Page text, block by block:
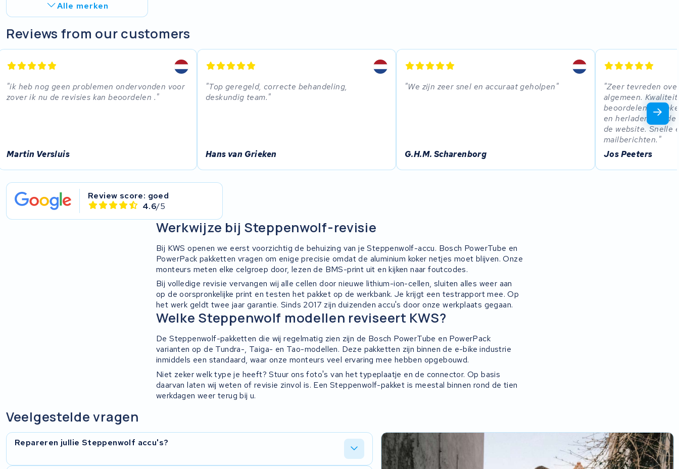
Alle merken
R.A.T. Holland
SociBike
Life&Mobility
Derby cycle
Tounis
Sundvall
Reviews from our customers
ik heb nog geen problemen ondervonden voor
zover ik nu de revisies kan beoordelen .
Martin Versluis
Top geregeld, correcte behandeling,
deskundig team.
Hans van Grieken
We zijn zeer snel en accuraat geholpen
G.H.M. Scharenborg
Zeer tevreden
algemeen.
beoordelen na
en herladen van
de website. Snelle
mailberichten.
Jos Peeters
Review score: goed
4.6/5
Werkwijze bij Steppenwolf-revisie
Bij KWS openen we eerst voorzichtig de behuizing van je Steppenwolf-accu. Bosch PowerTube en
PowerPack pakketten vragen om enige precisie omdat de aluminium koker netjes moet blijven. Onze
monteurs meten elke celgroep door, lezen de BMS-print uit en kijken naar foutcodes.
Bij volledige revisie vervangen wij alle cellen door nieuwe lithium-ion-cellen, sluiten alles weer aan
op de oorspronkelijke print en testen het pakket op de werkbank. Je krijgt een testrapport mee. Op
het werk geldt twee jaar garantie. Sinds 2017 zijn duizenden accu's door onze werkplaats gegaan.
Welke Steppenwolf modellen reviseert KWS?
De Steppenwolf-pakketten die wij regelmatig zien zijn de Bosch PowerTube en PowerPack
varianten op de Tundra-, Taiga- en Tao-modellen. Deze pakketten zijn binnen de e-bike industrie
inmiddels een standaard, waar onze monteurs veel ervaring mee hebben opgebouwd.
Niet zeker welk type je heeft? Stuur ons foto's van het typeplaatje en de connector. Op basis
daarvan laten wij weten of revisie zinvol is. Een Steppenwolf-pakket is meestal binnen rond de tien
werkdagen weer terug bij u.
Veelgestelde vragen
Repareren jullie Steppenwolf accu's?